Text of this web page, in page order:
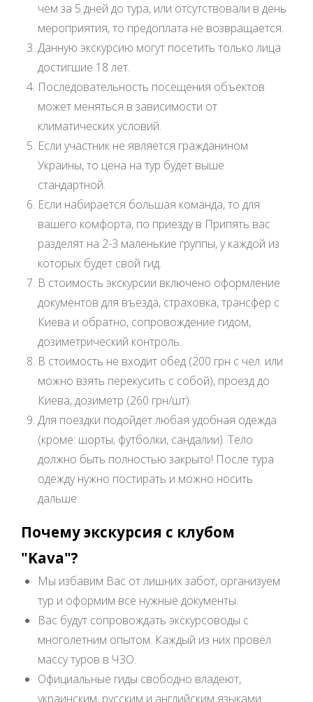
чем за 5 дней до тура, или отсутствовали в день
мероприятия, то предоплата не возвращается.
Данную экскурсию могут посетить только лица
достигшие 18 лет.
Последовательность посещения объектов
может меняться в зависимости от
климатических условий.
Если участник не является гражданином
Украины, то цена на тур будет выше
стандартной.
Если набирается большая команда, то для
вашего комфорта, по приезду в Припять вас
разделят на 2-3 маленькие группы, у каждой из
которых будет свой гид.
В стоимость экскурсии включено оформление
документов для въезда, страховка, трансфер с
Киева и обратно, сопровождение гидом,
дозиметрический контроль.
В стоимость не входит обед (200 грн с чел. или
можно взять перекусить с собой), проезд до
Киева, дозиметр (260 грн/шт).
Для поездки подойдёт любая удобная одежда
(кроме: шорты, футболки, сандалии). Тело
должно быть полностью закрыто! После тура
одежду нужно постирать и можно носить
дальше.
Почему экскурсия с клубом
"Kava"?
Мы избавим Вас от лишних забот, организуем
тур и оформим все нужные документы.
Вас будут сопровождать экскурсоводы с
многолетним опытом. Каждый из них провёл
массу туров в ЧЗО.
Официальные гиды свободно владеют,
украинским, русским и английским языками.